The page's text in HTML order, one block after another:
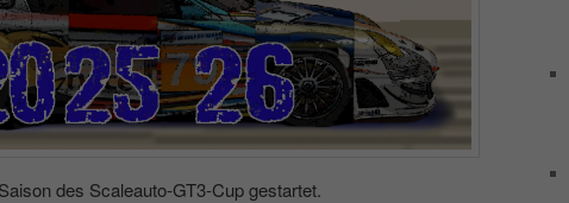
des Scaleauto-GT3-Cup gestartet.